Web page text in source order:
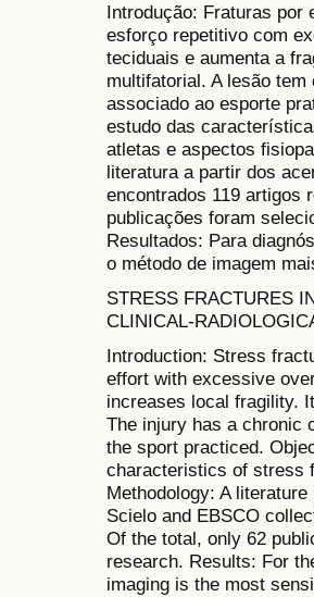
Introdução: Fraturas por
esforço repetitivo com
teciduais e aumenta a
multifatorial. A lesão
associado ao esporte
estudo das
atletas e aspectos
literatura a partir dos
encontrados 119 artigos
publicações foram
Resultados: Para
o método de imagem
STRESS FRACTURES
CLINICAL-
Introduction: Stress
effort with excessive
increases local fragility.
The injury has a chronic
the sport practiced.
characteristics of stress
Methodology: A
Scielo and EBSCO
Of the total, only 62
research. Results: For
imaging is the most